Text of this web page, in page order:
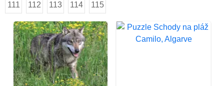
111 112 113 114 115